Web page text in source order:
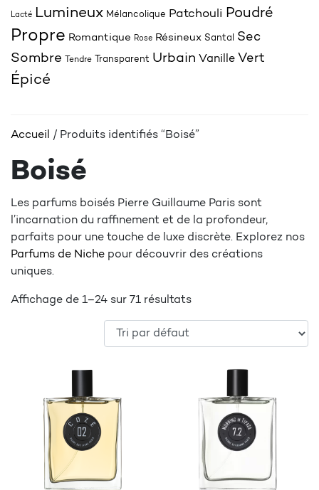
Lacté Lumineux Mélancolique Patchouli Poudré
Propre Romantique Rose Résineux Santal Sec
Sombre Tendre Transparent Urbain Vanille Vert
Épicé
Accueil / Produits identifiés “Boisé”
Boisé
Les parfums boisés Pierre Guillaume Paris sont
l’incarnation du raffinement et de la profondeur,
parfaits pour une touche de luxe discrète. Explorez nos
Parfums de Niche pour découvrir des créations
uniques.
Affichage de 1–24 sur 71 résultats